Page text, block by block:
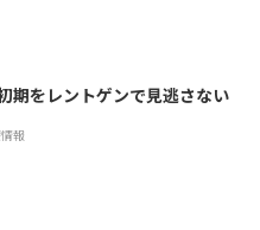
期をレントゲンで見逃さない
報